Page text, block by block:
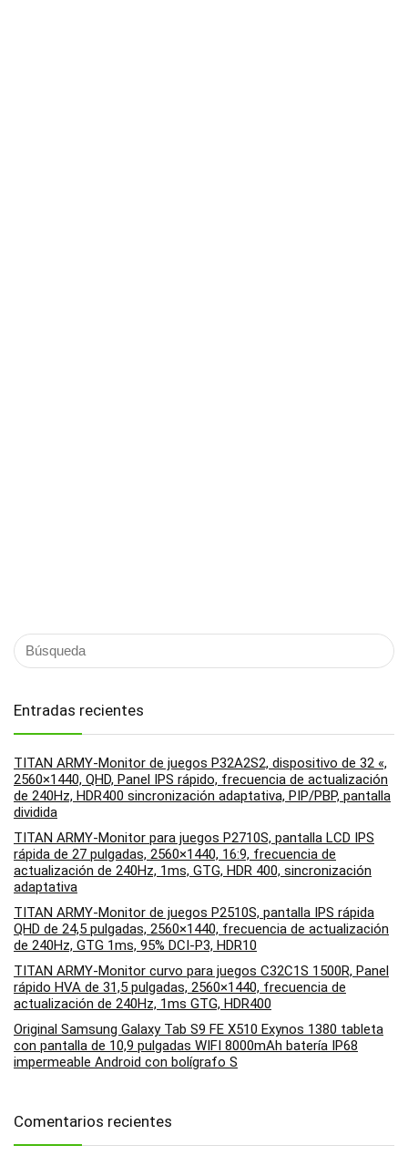
Entradas recientes
TITAN ARMY-Monitor de juegos P32A2S2, dispositivo de 32 «,
2560×1440, QHD, Panel IPS rápido, frecuencia de actualización
de 240Hz, HDR400 sincronización adaptativa, PIP/PBP, pantalla
dividida
TITAN ARMY-Monitor para juegos P2710S, pantalla LCD IPS
rápida de 27 pulgadas, 2560×1440, 16:9, frecuencia de
actualización de 240Hz, 1ms, GTG, HDR 400, sincronización
adaptativa
TITAN ARMY-Monitor de juegos P2510S, pantalla IPS rápida
QHD de 24,5 pulgadas, 2560×1440, frecuencia de actualización
de 240Hz, GTG 1ms, 95% DCI-P3, HDR10
TITAN ARMY-Monitor curvo para juegos C32C1S 1500R, Panel
rápido HVA de 31,5 pulgadas, 2560×1440, frecuencia de
actualización de 240Hz, 1ms GTG, HDR400
Original Samsung Galaxy Tab S9 FE X510 Exynos 1380 tableta
con pantalla de 10,9 pulgadas WIFI 8000mAh batería IP68
impermeable Android con bolígrafo S
Comentarios recientes